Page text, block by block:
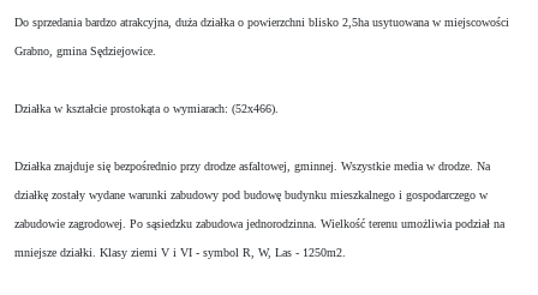
Do sprzedania bardzo atrakcyjna, duża działka o powierzchni blisko 2,5ha usytuowana w miejscowości
Grabno, gmina Sędziejowice.
Działka w kształcie prostokąta o wymiarach: (52x466).
Działka znajduje się bezpośrednio przy drodze asfaltowej, gminnej. Wszystkie media w drodze. Na
działkę zostały wydane warunki zabudowy pod budowę budynku mieszkalnego i gospodarczego w
zabudowie zagrodowej. Po sąsiedzku zabudowa jednorodzinna. Wielkość terenu umożliwia podział na
mniejsze działki. Klasy ziemi V i VI - symbol R, W, Las - 1250m2.